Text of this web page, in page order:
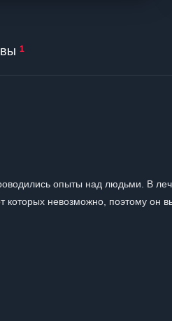
1
опыты над людьми. В
невозможно, поэтому он